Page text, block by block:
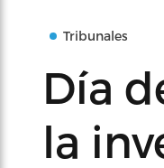
Tribunales
Día
la